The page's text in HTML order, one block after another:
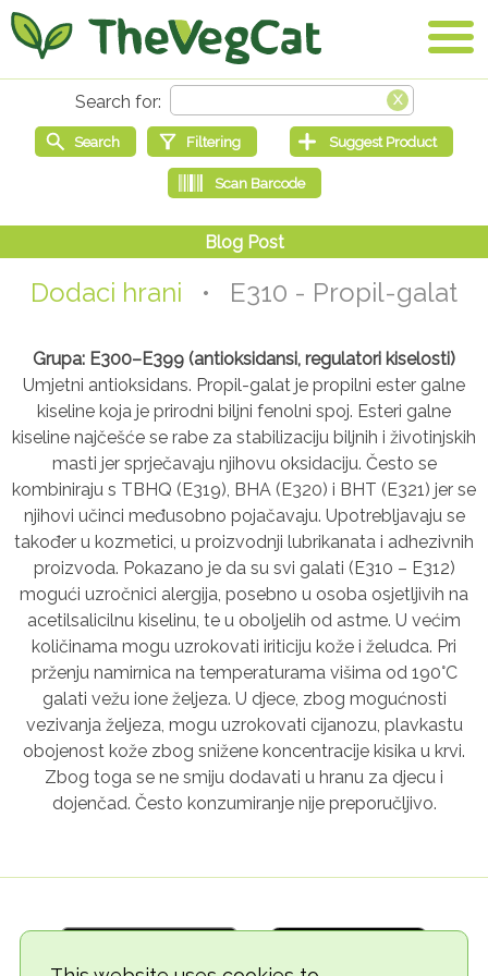
Dodaci hrani • E310 - Propil-galat
Grupa: E300–E399 (antioksidansi, regulatori kiselosti)
Umjetni antioksidans. Propil-galat je propilni ester galne
kiseline koja je prirodni biljni fenolni spoj. Esteri galne
kiseline najčešće se rabe za stabilizaciju biljnih i životinjskih
masti jer sprječavaju njihovu oksidaciju. Često se
kombiniraju s TBHQ (E319), BHA (E320) i BHT (E321) jer se
njihovi učinci međusobno pojačavaju. Upotrebljavaju se
također u kozmetici, u proizvodnji lubrikanata i adhezivnih
proizvoda. Pokazano je da su svi galati (E310 – E312)
mogući uzročnici alergija, posebno u osoba osjetljivih na
acetilsalicilnu kiselinu, te u oboljelih od astme. U većim
količinama mogu uzrokovati iriticiju kože i želudca. Pri
prženju namirnica na temperaturama višima od 190°C
galati vežu ione željeza. U djece, zbog mogućnosti
vezivanja željeza, mogu uzrokovati cijanozu, plavkastu
obojenost kože zbog snižene koncentracije kisika u krvi.
Zbog toga se ne smiju dodavati u hranu za djecu i
dojenčad. Često konzumiranje nije preporučljivo.